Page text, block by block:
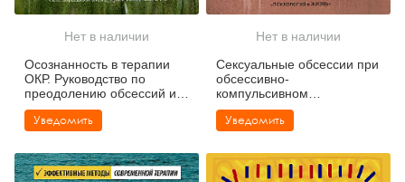
Нет в наличии
Осознанность в терапии
ОКР. Руководство по
преодолению обсессий и
компульсий при помощи
техник осознанности и
терапии
Уведомить
Нет в наличии
Сексуальные обсессии при
обсессивно-
компульсивном
расстройстве. Пошаговое
руководство для
лечения
Уведомить